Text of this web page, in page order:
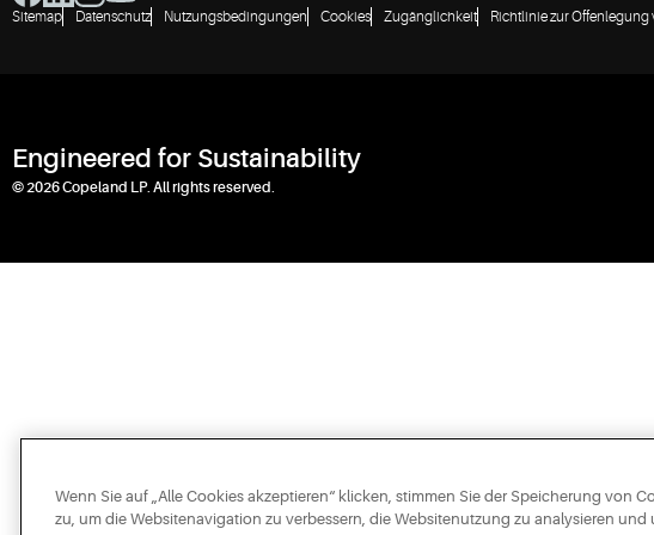
Sitemap Datenschutz Nutzungsbedingungen Cookies Zugänglichkeit Richtlinie zur
Engineered for Sustainability
© 2026 Copeland LP. All rights reserved.
Wenn Sie auf „Alle Cookies akzeptieren“ klicken, stimmen Sie der Speicherung von
zu, um die Websitenavigation zu verbessern, die Websitenutzung zu analysieren und